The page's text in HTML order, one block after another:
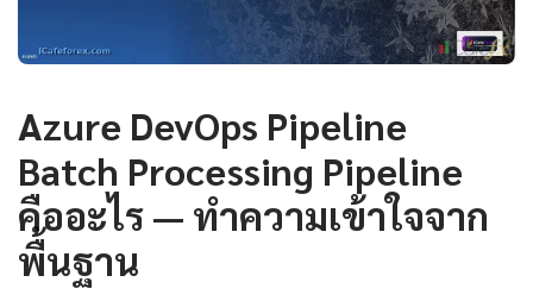
Azure DevOps Pipeline
Batch Processing Pipeline
คืออะไร — ทำความเข้าใจจาก
พื้นฐาน